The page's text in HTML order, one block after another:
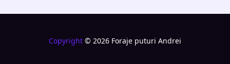
Copyright © 2026 Foraje puturi Andrei